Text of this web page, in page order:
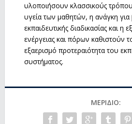
υλοποιήσουν κλασσικούς
υγεία των μαθητών, η ανάγκη για
εκπαιδευτικής διαδικασίας και η
ενέργειας και πόρων καθιστούν
εξαερισμό προτεραιότητα του
συστήματος.
ΜΕΡΊΔΙΟ: